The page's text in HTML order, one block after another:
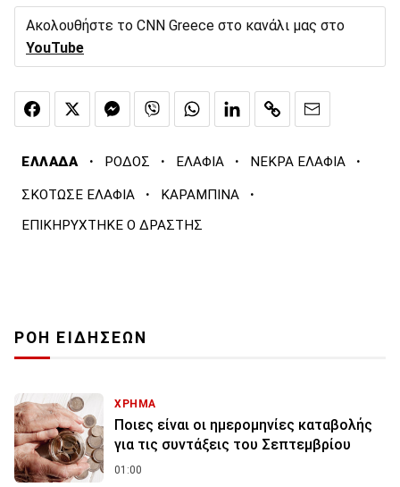
Ακολουθήστε το CNN Greece στο κανάλι μας στο
YouTube
ΕΛΛΑΔΑ · ΡΟΔΟΣ · ΕΛΑΦΙΑ · ΝΕΚΡΑ ΕΛΑΦΙΑ ·
ΣΚΟΤΩΣΕ ΕΛΑΦΙΑ · ΚΑΡΑΜΠΙΝΑ ·
ΕΠΙΚΗΡΥΧΤΗΚΕ Ο ΔΡΑΣΤΗΣ
ΡΟΗ ΕΙΔΗΣΕΩΝ
ΧΡΗΜΑ
Ποιες είναι οι ημερομηνίες καταβολής
για τις συντάξεις του Σεπτεμβρίου
01:00